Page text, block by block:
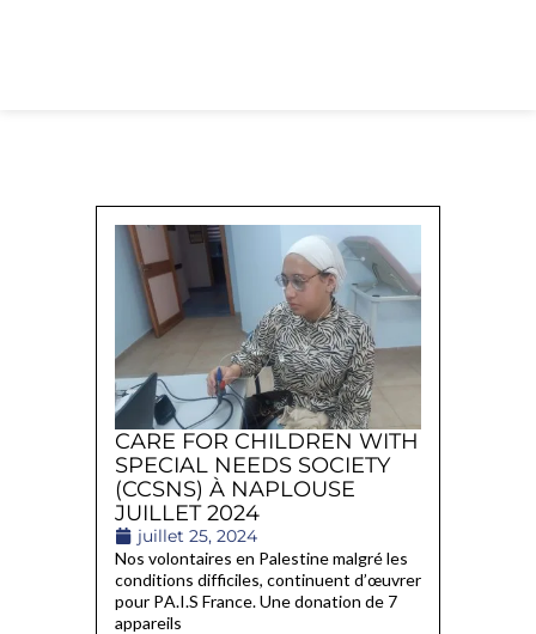
CARE FOR CHILDREN WITH
SPECIAL NEEDS SOCIETY
(CCSNS) À NAPLOUSE
JUILLET 2024
juillet 25, 2024
Nos volontaires en Palestine malgré les
conditions difficiles, continuent d’œuvrer
pour PA.I.S France. Une donation de 7
appareils